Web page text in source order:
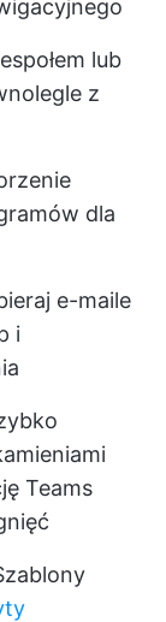
lub
z
dla
e-maile
i
Teams